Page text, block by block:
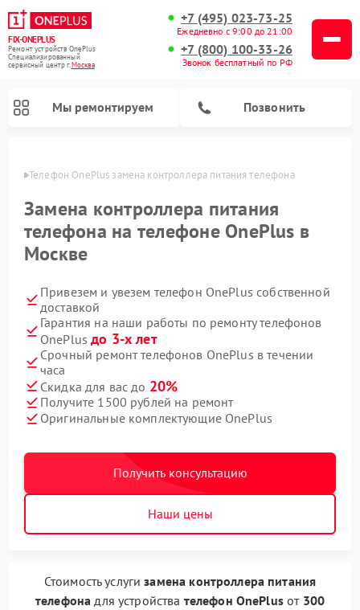
FIX-ONEPLUS
Ремонт устройств OnePlus
Специализированный
cервисный центр г.Москва
+7 (495) 023-73-25
Ежедневно с 9:00 до 21:00
+7 (800) 100-33-26
Звонок бесплатный по РФ
Мы ремонтируем Позвонить
Телефон OnePlus замена контроллера питания телефона
Замена контроллера питания
телефона на телефоне OnePlus в
Москве
Привезем и увезем телефон OnePlus собственной
доставкой
Гарантия на наши работы по ремонту телефонов
OnePlusдо 3-х лет
Срочный ремонт телефонов OnePlus в течении
часа
Скидка для вас до 20%
Получите 1500 рублей на ремонт
Оригинальные комплектующие OnePlus
Получить консультацию
Наши цены
Стоимость услугизамена контроллера питания
телефона для устройства телефон OnePlusот 300